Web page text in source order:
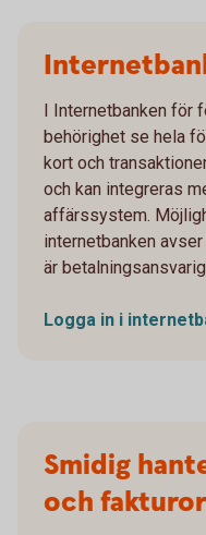
I Internetbanken för
behörighet se hela
kort och
och kan integreras
affärssystem.
internetbanken
är
Logga in i
Smidig
och